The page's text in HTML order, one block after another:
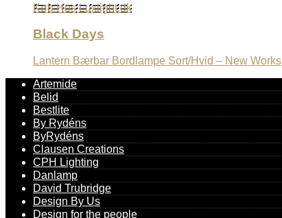
Køb Hos Luxlight.dk
Black Days
Lantern Bærbar Bordlampe Sort/Hvid – New Works
Artemide
Belid
Bestlite
By Rydéns
ByRydéns
Clausen Creations
CPH Lighting
Danlamp
David Trubridge
Design By Us
Design for the people